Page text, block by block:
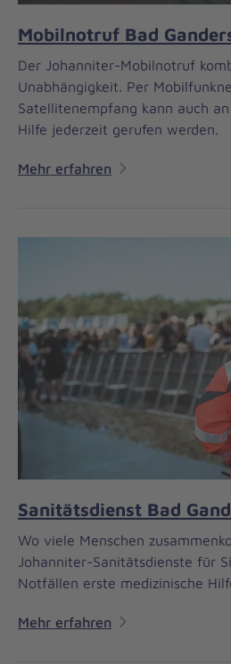
Mobilnotruf Bad
Der Johanniter-Mobilnotruf
Unabhängigkeit. Per
Satellitenempfang kann auch
Hilfe jederzeit gerufen werden.
Mehr erfahren
Sanitätsdienst Bad
Wo viele Menschen
Johanniter-Sanitätsdienste für
Notfällen erste medizinische
Mehr erfahren